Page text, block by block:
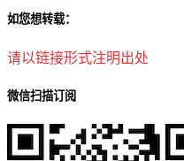
如您想转载：
请以链接形式注明出处
微信扫描订阅